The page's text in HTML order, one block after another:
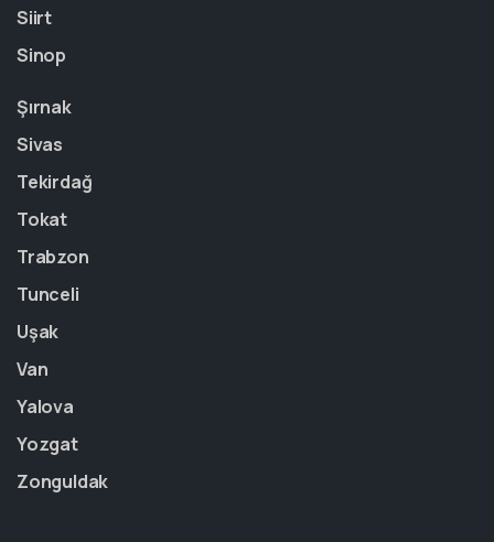
Siirt
Sinop
Şırnak
Sivas
Tekirdağ
Tokat
Trabzon
Tunceli
Uşak
Van
Yalova
Yozgat
Zonguldak